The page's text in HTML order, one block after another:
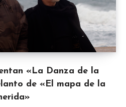
«La Danza de la
de «El mapa de la